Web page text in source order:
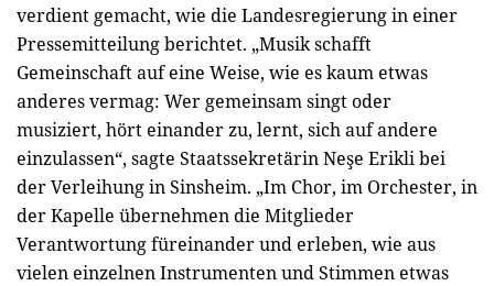
verdient gemacht, wie die Landesregierung in einer
Pressemitteilung berichtet. „Musik schafft
Gemeinschaft auf eine Weise, wie es kaum etwas
anderes vermag: Wer gemeinsam singt oder
musiziert, hört einander zu, lernt, sich auf andere
einzulassen“, sagte Staatssekretärin Neşe Erikli bei
der Verleihung in Sinsheim. „Im Chor, im Orchester, in
der Kapelle übernehmen die Mitglieder
Verantwortung füreinander und erleben, wie aus
vielen einzelnen Instrumenten und Stimmen etwas